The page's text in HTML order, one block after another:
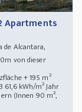
Apartments
Alcantara,
von dieser
+ 195 m²
61,6 kWh/m² Jahr
(Innen 90 m²,